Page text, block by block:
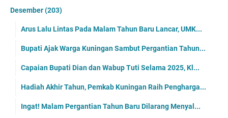
Desember(203)
Arus Lalu Lintas Pada Malam Tahun Baru Lancar, UMK...
Bupati Ajak Warga Kuningan Sambut Pergantian Tahun...
Capaian Bupati Dian dan Wabup Tuti Selama 2025, Kl...
Hadiah Akhir Tahun, Pemkab Kuningan Raih Pengharga...
Ingat! Malam Pergantian Tahun Baru Dilarang Menyal...